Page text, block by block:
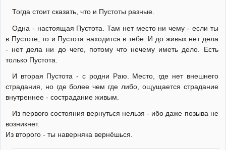
Тогда стоит сказать, что и Пустоты разные.
Одна - настоящая Пустота. Там нет место ни чему - если ты
в Пустоте, то и Пустота находится в тебе. И до живых нет дела
- нет дела ни до чего, потому что нечему иметь дело. Есть
только Пустота.
И вторая Пустота - с родни Раю. Место, где нет внешнего
страдания, но где более чем где либо, ощущается страдание
внутреннее - сострадание живым.
Из первого состояния вернуться нельзя - ибо даже позыва не
возникнет.
Из второго - ты наверняка вернёшься.